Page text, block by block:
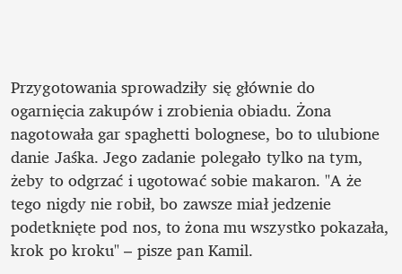
Przygotowania sprowadziły się głównie do
ogarnięcia zakupów i zrobienia obiadu. Żona
nagotowała gar spaghetti bolognese, bo to ulubione
danie Jaśka. Jego zadanie polegało tylko na tym,
żeby to odgrzać i ugotować sobie makaron. "A że
tego nigdy nie robił, bo zawsze miał jedzenie
podetknięte pod nos, to żona mu wszystko pokazała,
krok po kroku" – pisze pan Kamil.